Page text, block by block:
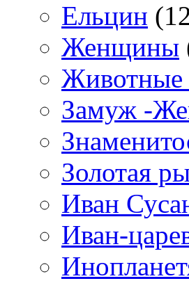
Ельцин
Женщины
Животные
Замуж -
Золотая
Иван
Иван-